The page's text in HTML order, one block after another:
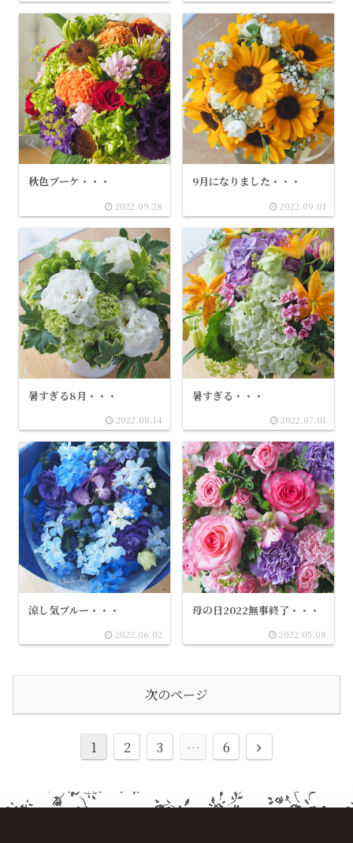
秋色ブーケ・・・
2022.09.28
9月になりました・・・
2022.09.01
暑すぎる8月・・・
2022.08.14
暑すぎる・・・
2022.07.01
涼し気ブルー・・・
2022.06.02
母の日2022無事終了・・・
2022.05.08
次のページ
1 2 3 … 6